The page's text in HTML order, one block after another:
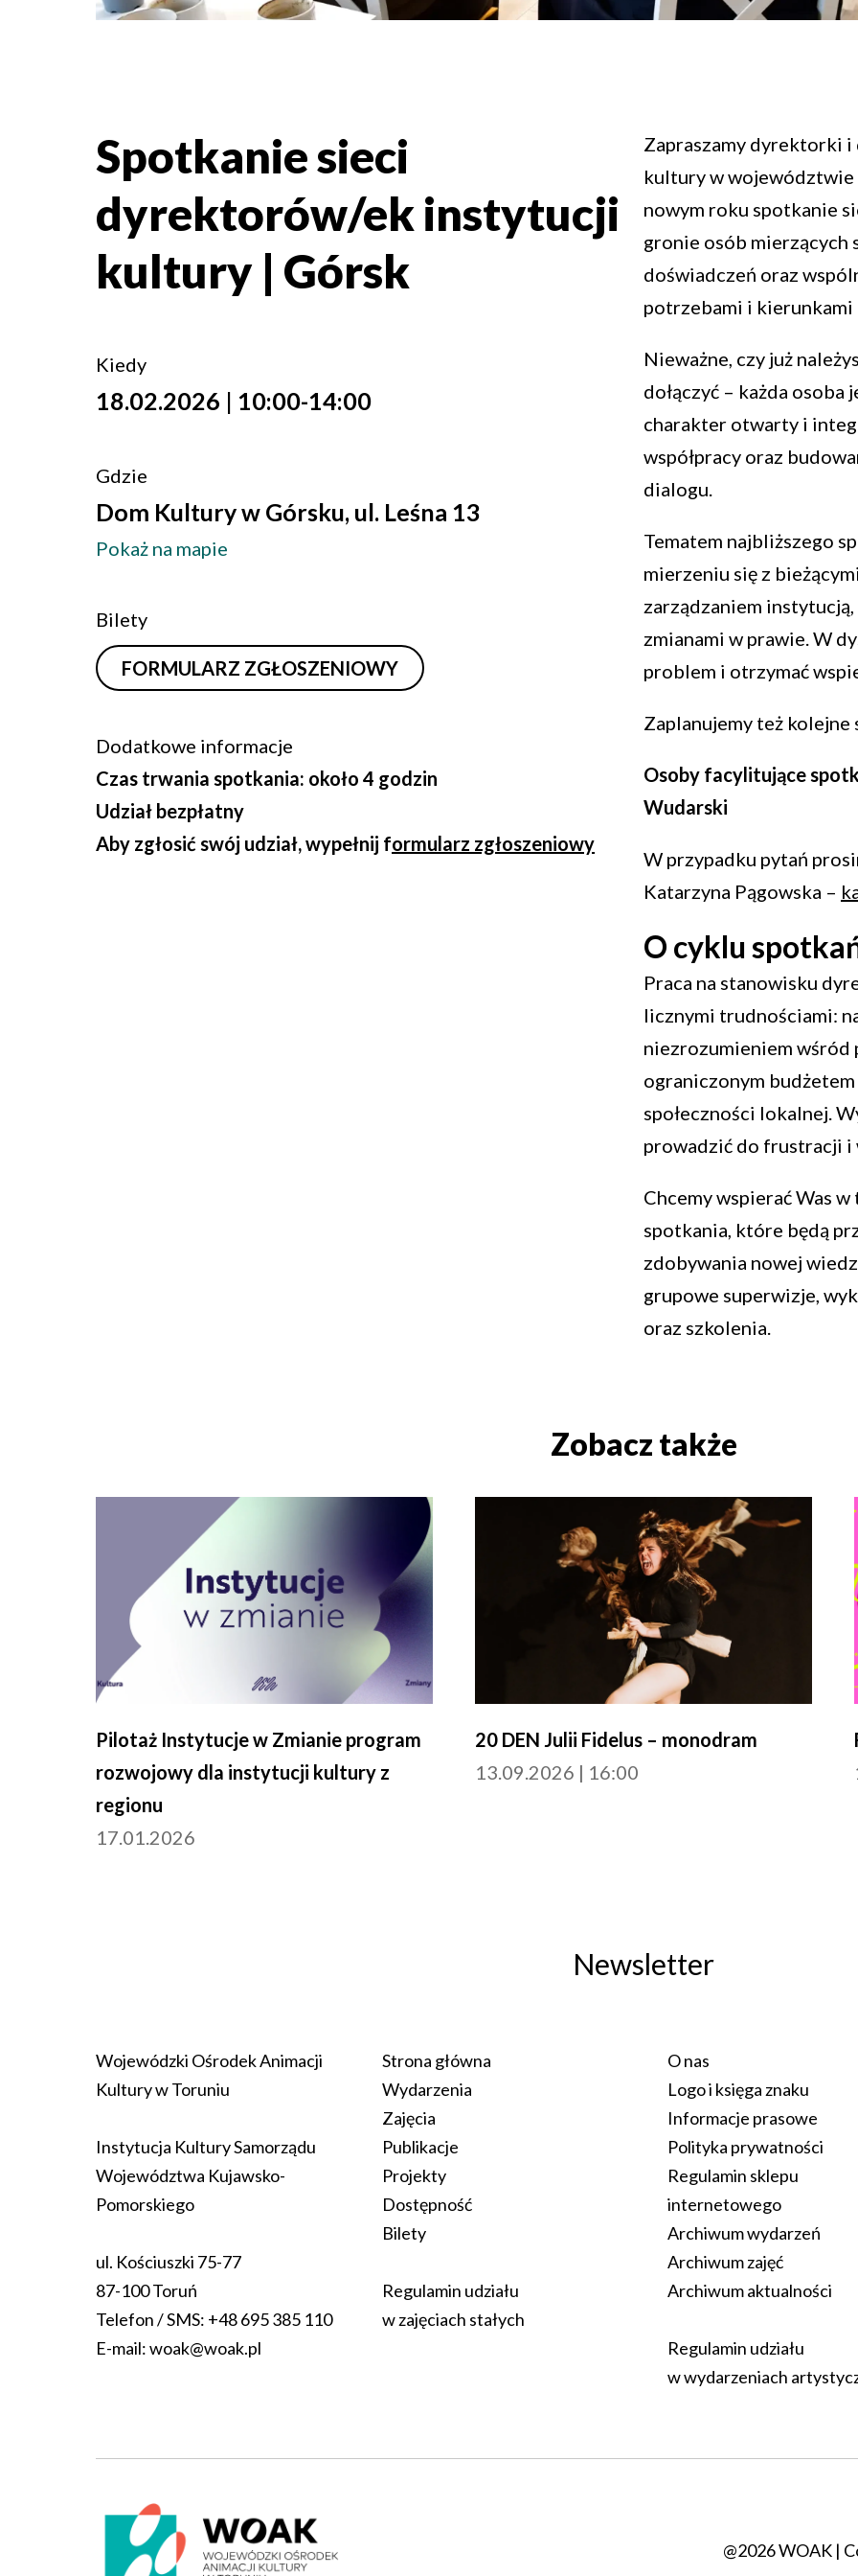
Spotkanie sieci
dyrektorów/ek instytucji
kultury | Górsk
Kiedy
18.02.2026 | 10:00-14:00
Gdzie
Dom Kultury w Górsku, ul. Leśna 13
Pokaż na mapie
Bilety
FORMULARZ ZGŁOSZENIOWY
Dodatkowe informacje
Czas trwania spotkania: około 4 godzin
Udział bezpłatny
Aby zgłosić swój udział, wypełnij formularz zgłoszeniowy
Zapraszamy dyrektorki
kultury w województwie
nowym roku spotkanie
gronie osób mierzących
doświadczeń oraz
potrzebami i
Nieważne, czy już
dołączyć – każda
charakter otwarty i
współpracy oraz
dialogu.
Tematem najbliższego
mierzeniu się z
zarządzaniem instytucją,
zmianami w prawie. W
problem i otrzymać
Zaplanujemy też
Osoby facylitujące
Wudarski
W przypadku pytań
Katarzyna Pągowska –
O cyklu
Praca na stanowisku
licznymi trudnościami:
niezrozumieniem wśród
ograniczonym
społeczności lokalnej.
prowadzić do frustracji i
Chcemy wspierać Was
spotkania, które będą
zdobywania nowej
grupowe superwizje,
oraz szkolenia.
Zobacz także
Pilotaż Instytucje w Zmianie program
rozwojowy dla instytucji kultury z
regionu
17.01.2026
20 DEN Julii Fidelus – monodram
13.09.2026 | 16:00
Newsletter
Wojewódzki Ośrodek Animacji
Kultury w Toruniu
Instytucja Kultury Samorządu
Województwa Kujawsko-
Pomorskiego
ul. Kościuszki 75-77
87-100 Toruń
Telefon / SMS: +48 695 385 110
E-mail:woak@woak.pl
Strona główna
Wydarzenia
Zajęcia
Publikacje
Projekty
Dostępność
Bilety
Regulamin udziału
w zajęciach stałych
O nas
Logo i księga znaku
Informacje prasowe
Polityka prywatności
Regulamin sklepu
internetowego
Archiwum wydarzeń
Archiwum zajęć
Archiwum aktualności
Regulamin udziału
w wydarzeniach
@2026 WOAK |